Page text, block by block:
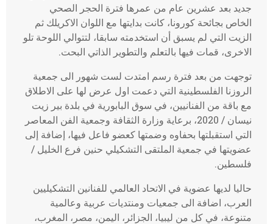
جديد بعد عشرين عام من عمرها فترة الحجر الصحي
الخاص بجائحة كورونا، كانت بدايتها مع اللوان الاكريلك ثم
الزيت التي لم يسبق أن استخدمته سابقا، لتتوالي اللوحة تلو
الاخرى، قمات فيها بالتعلم والتطوير الذاتي البحت.
توجهت من بعد فترة رسم امتدت لست شهور الى جمعية
الروزنا الفلسطينية التي دعمت اول عرض لها على الاطلاق
مع باقة من الفنانيين، في سوق البابورية في بلدة بير زيت
نيسان / 2020، برعاية وزارة الثقافة وجمعية الفن المعاصر
التي استقبلتها بحفاوه وضمتها كعضو فاعل فيها، إضافة إلى
عضويتها في جمعية الملتقى التشكيلي حنين فرع الخليل /
فلسطين.
حاليا لديها عضوية في الاتحاد العالمي للفنانين التشكيليين
العرب، اضافة الى جمعيات ومنتديات عربية وعالمية
متنوعة، في كل من ليبيا، الجزائر، اليمن، مصر، المغرب،